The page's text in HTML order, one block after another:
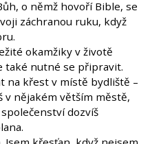
o němž hovoří Bible, se
záchranou ruku, když
okamžiky v životě
také nutné se připravit.
na křest v místě bydliště –
v nějakém větším městě,
dozvíš